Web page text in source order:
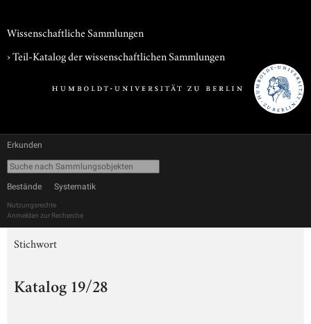
Wissenschaftliche Sammlungen
› Teil-Katalog der wissenschaftlichen Sammlungen
Erkunden
Bestände Systematik
Nutzungsrechte
Anmelden zur Recherche
Stichwort
Katalog 19/28